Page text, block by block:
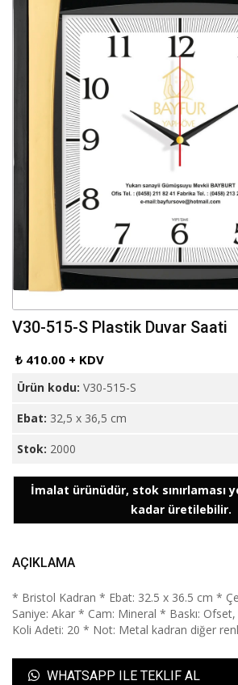
V30-515-S Plastik Duvar Saati
₺ 410.00 + KDV
Ürün kodu: V30-515-S
Ebat: 32,5 x 36,5 cm
Stok: 2000
İmalat ürünüdür, stok sınırlaması
kadar üretilebilir.
AÇIKLAMA
* Bristol Kadran * Ebat: 32.5 x 36.5 cm *
Saniye: Akar * Cam: Mineral * Baskı:
Koli Adeti: 20 * Not: Metal kadran diğer
WHATSAPP ILE TEKLIF AL